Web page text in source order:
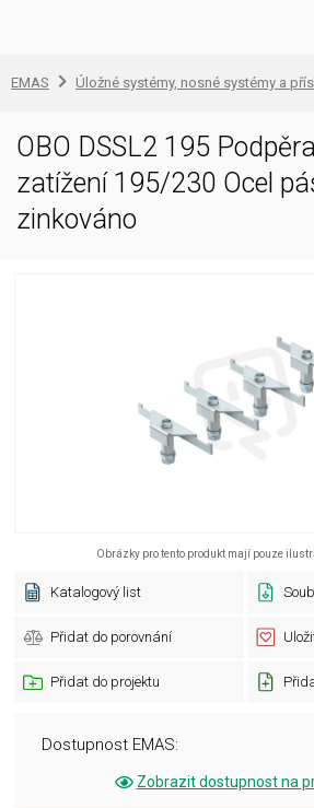
EMAS Úložné systémy, nosné systémy a
OBO DSSL2 195
zatížení 195/230 Ocel
zinkováno
Obrázky pro tento produkt mají pouze
Katalogový list
Přidat do porovnání
Přidat do projektu
Dostupnost EMAS:
Zobrazit dostupnost na